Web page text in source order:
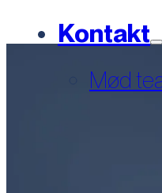
Kontakt
Mød